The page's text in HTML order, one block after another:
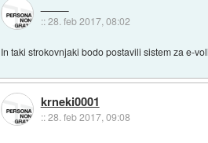
::28. feb 2017, 08:02
In taki strokovnjaki bodo postavili sistem za e-
krneki0001
::28. feb 2017, 09:08